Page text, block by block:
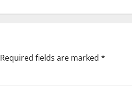
Required fields are marked *